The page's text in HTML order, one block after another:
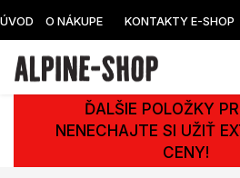
ÚVOD O NÁKUPE KONTAKTY E-SHOP
ĎALŠIE POLOŽKY
NENECHAJTE SI UŽIŤ
CENY!